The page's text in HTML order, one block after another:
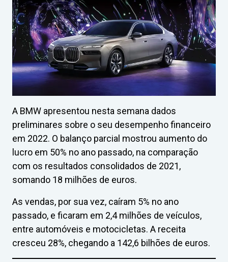
A BMW apresentou nesta semana dados
preliminares sobre o seu desempenho financeiro
em 2022. O balanço parcial mostrou aumento do
lucro em 50% no ano passado, na comparação
com os resultados consolidados de 2021,
somando 18 milhões de euros.
As vendas, por sua vez, caíram 5% no ano
passado, e ficaram em 2,4 milhões de veículos,
entre automóveis e motocicletas. A receita
cresceu 28%, chegando a 142,6 bilhões de euros.